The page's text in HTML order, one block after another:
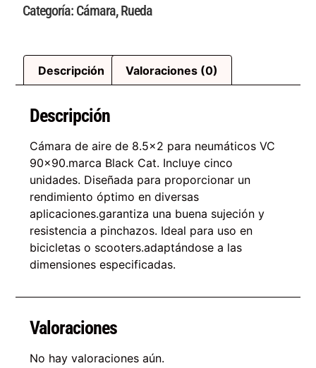
Categoría: Cámara,Rueda
Descripción Valoraciones (0)
Descripción
Cámara de aire de 8.5×2 para neumáticos VC
90×90.marca Black Cat. Incluye cinco
unidades. Diseñada para proporcionar un
rendimiento óptimo en diversas
aplicaciones.garantiza una buena sujeción y
resistencia a pinchazos. Ideal para uso en
bicicletas o scooters.adaptándose a las
dimensiones especificadas.
Valoraciones
No hay valoraciones aún.